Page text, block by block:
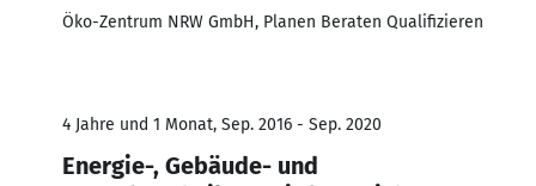
Öko-Zentrum NRW GmbH, Planen Beraten Qualifizieren
4 Jahre und 1 Monat, Sep. 2016 - Sep. 2020
Energie-, Gebäude- und